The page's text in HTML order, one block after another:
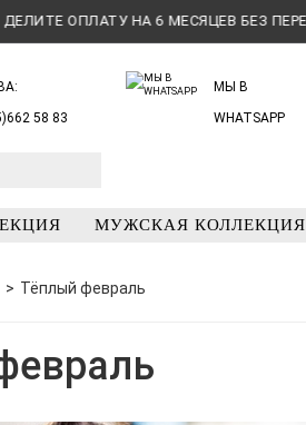
НА 6 МЕСЯЦЕВ БЕЗ ПЕРЕПЛАТ.
58 83
МЫ В
WHATSAPP
МУЖСКАЯ КОЛЛЕКЦИЯ
Тёплый февраль